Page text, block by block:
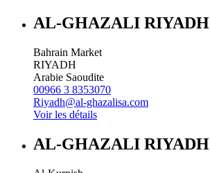
AL-GHAZALI RIYADH
Bahrain Market
RIYADH
Arabie Saoudite
00966 3 8353070
Riyadh@al-ghazalisa.com
Voir les détails
AL-GHAZALI RIYADH